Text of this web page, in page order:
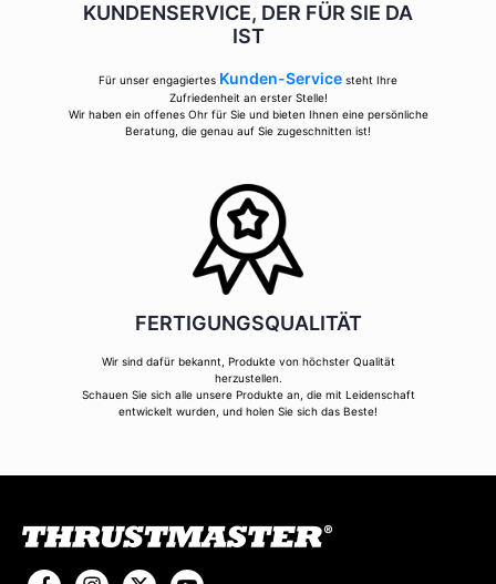
KUNDENSERVICE, DER FÜR SIE DA
IST
Für unser engagiertes Kunden-Service steht Ihre
Zufriedenheit an erster Stelle!
Wir haben ein offenes Ohr für Sie und bieten Ihnen eine persönliche
Beratung, die genau auf Sie zugeschnitten ist!
FERTIGUNGSQUALITÄT
Wir sind dafür bekannt, Produkte von höchster Qualität
herzustellen.
Schauen Sie sich alle unsere Produkte an, die mit Leidenschaft
entwickelt wurden, und holen Sie sich das Beste!